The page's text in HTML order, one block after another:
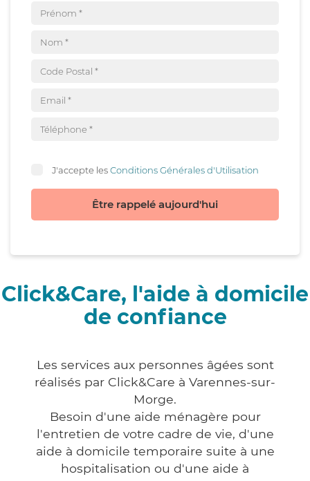
J'accepte lesConditions Générales d'Utilisation
Être rappelé aujourd'hui
Click&Care, l'aide à domicile
de confiance
Les services aux personnes âgées sont
réalisés par Click&Care à Varennes-sur-
Morge.
Besoin d'une aide ménagère pour
l'entretien de votre cadre de vie, d'une
aide à domicile temporaire suite à une
hospitalisation ou d'une aide à